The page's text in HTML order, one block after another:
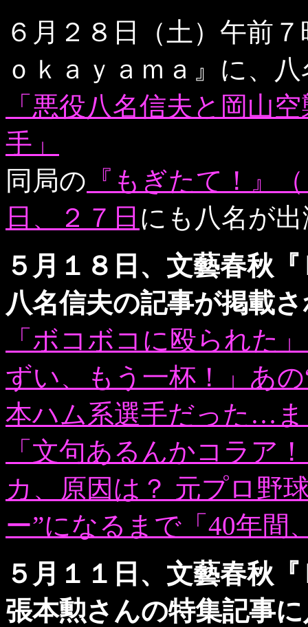
６月２８日（土）午前
ｏｋａｙａｍａ』に、
「悪役八名信夫と岡山
手」
同局の 『もぎたて！』
日、２７日 にも八名が
５月１８日、文藝春秋
八名信夫の記事が掲載
「ボコボコに殴られた
ずい、もう一杯！」あ
本ハム系選手だった…
「文句あるんかコラア
カ、原因は？ 元プロ野
ー”になるまで「40年間
５月１１日、文藝春秋
張本勲さんの特集記事